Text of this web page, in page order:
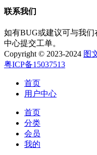
联系我们
如有BUG或建议可与我们
中心提交工单。
Copyright © 2023-2024 图
粤ICP备15037513
首页
用户中心
首页
分类
会员
我的